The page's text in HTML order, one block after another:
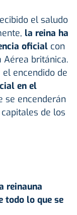
el saludo
la reina ha
oficial con
Aérea británica.
encendido de
en el
se encenderán
de los
reinauna
todo lo que se